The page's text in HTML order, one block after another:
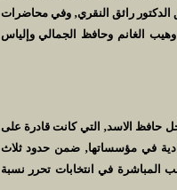
الدكتور رائق النقري‚ وفي محاضرات
الغانم وحافظ الجمالي وإلياس
حافظ الاسد‚ التي كانت قادرة على
في مؤسساتها‚ ضمن حدود ثلاث
المباشرة في انتخابات تحرر نسبة